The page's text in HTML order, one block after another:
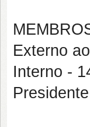
Externo
Interno -